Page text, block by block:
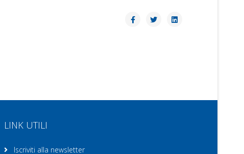
LINK UTILI
Iscriviti alla newsletter